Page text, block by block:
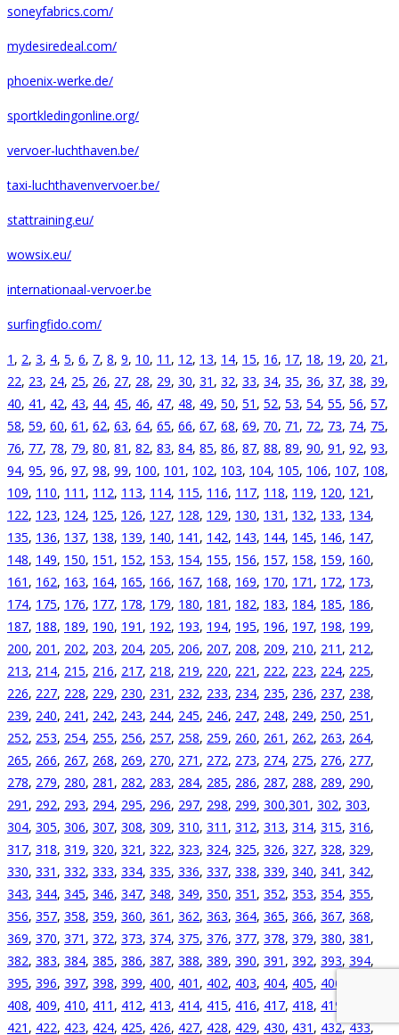
soneyfabrics.com/
mydesiredeal.com/
phoenix-werke.de/
sportkledingonline.org/
vervoer-luchthaven.be/
taxi-luchthavenvervoer.be/
stattraining.eu/
wowsix.eu/
internationaal-vervoer.be
surfingfido.com/
1 , 2, 3, 4, 5, 6, 7, 8, 9, 10, 11 , 12, 13, 14, 15, 16, 17, 18, 19, 20, 21 ,
22, 23, 24, 25, 26, 27, 28, 29, 30, 31 , 32, 33, 34, 35, 36, 37, 38, 39,
40, 41 , 42, 43, 44, 45, 46, 47, 48, 49, 50, 51 , 52, 53, 54, 55, 56, 57,
58, 59, 60, 61 , 62, 63, 64, 65, 66, 67, 68, 69, 70, 71 , 72, 73, 74, 75,
76, 77, 78, 79, 80, 81 , 82, 83, 84, 85, 86, 87, 88, 89, 90, 91 , 92, 93,
94, 95, 96, 97, 98, 99, 100, 101 , 102, 103, 104, 105, 106, 107, 108,
109, 110, 111 , 112, 113, 114, 115, 116, 117, 118, 119, 120, 121 ,
122, 123, 124, 125, 126, 127, 128, 129, 130, 131 , 132, 133, 134,
135, 136, 137, 138, 139, 140, 141 , 142, 143, 144, 145, 146, 147,
148, 149, 150, 151 , 152, 153, 154, 155, 156, 157, 158, 159, 160,
161 , 162, 163, 164, 165, 166, 167, 168, 169, 170, 171 , 172, 173,
174, 175, 176, 177, 178, 179, 180, 181 , 182, 183, 184, 185, 186,
187, 188, 189, 190, 191 , 192, 193, 194, 195, 196, 197, 198, 199,
200, 201 , 202, 203, 204, 205, 206, 207, 208, 209, 210, 211 , 212,
213, 214, 215, 216, 217, 218, 219, 220, 221 , 222, 223, 224, 225,
226, 227, 228, 229, 230, 231 , 232, 233, 234, 235, 236, 237, 238,
239, 240, 241 , 242, 243, 244, 245, 246, 247, 248, 249, 250, 251 ,
252, 253, 254, 255, 256, 257, 258, 259, 260, 261 , 262, 263, 264,
265, 266, 267, 268, 269, 270, 271 , 272, 273, 274, 275, 276, 277,
278, 279, 280, 281 , 282, 283, 284, 285, 286, 287, 288, 289, 290,
291 , 292, 293, 294, 295, 296, 297, 298, 299, 300,301 , 302, 303,
304, 305, 306, 307, 308, 309, 310, 311 , 312, 313, 314, 315, 316,
317, 318, 319, 320, 321 , 322, 323, 324, 325, 326, 327, 328, 329,
330, 331 , 332, 333, 334, 335, 336, 337, 338, 339, 340, 341 , 342,
343, 344, 345, 346, 347, 348, 349, 350, 351 , 352, 353, 354, 355,
356, 357, 358, 359, 360, 361 , 362, 363, 364, 365, 366, 367, 368,
369, 370, 371 , 372, 373, 374, 375, 376, 377, 378, 379, 380, 381 ,
382, 383, 384, 385, 386, 387, 388, 389, 390, 391 , 392, 393, 394,
395, 396, 397, 398, 399, 400, 401 , 402, 403, 404, 405, 406
408, 409, 410, 411 , 412, 413, 414, 415, 416, 417, 418, 419
421 , 422, 423, 424, 425, 426, 427, 428, 429, 430, 431 , 432,433,